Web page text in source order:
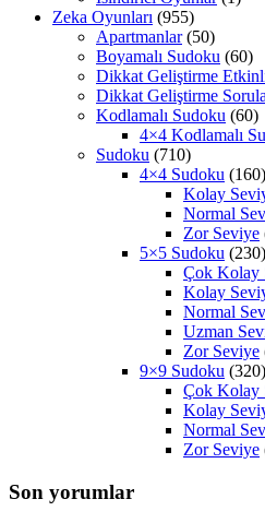
Zeka Oyunları (955)
Apartmanlar(50)
Boyamalı Sudoku (60)
Dikkat Geliştirme
Dikkat Geliştirme
Kodlamalı Sudoku (60)
4×4 Kodlamalı
Sudoku (710)
4×4 Sudoku (160)
Kolay
Normal
Zor Seviye
5×5 Sudoku (230)
Çok Kolay
Kolay
Normal
Uzman
Zor Seviye
9×9 Sudoku (320)
Çok Kolay
Kolay
Normal
Zor Seviye
Son yorumlar